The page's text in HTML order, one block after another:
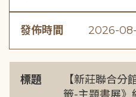
發佈時間 2026-
標題
【新莊聯合分